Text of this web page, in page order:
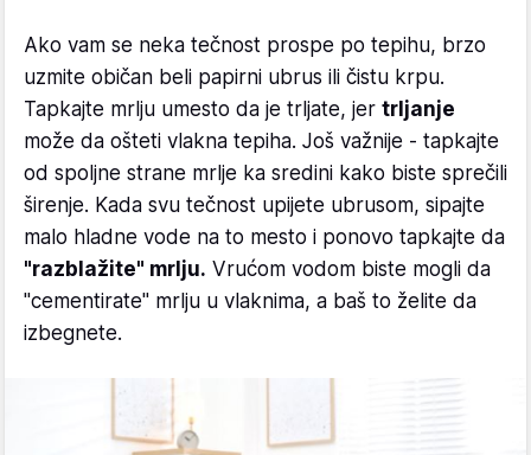
Ako vam se neka tečnost prospe po tepihu, brzo
uzmite običan beli papirni ubrus ili čistu krpu.
Tapkajte mrlju umesto da je trljate, jer trljanje
može da ošteti vlakna tepiha. Još važnije - tapkajte
od spoljne strane mrlje ka sredini kako biste sprečili
širenje. Kada svu tečnost upijete ubrusom, sipajte
malo hladne vode na to mesto i ponovo tapkajte da
"razblažite" mrlju. Vrućom vodom biste mogli da
"cementirate" mrlju u vlaknima, a baš to želite da
izbegnete.